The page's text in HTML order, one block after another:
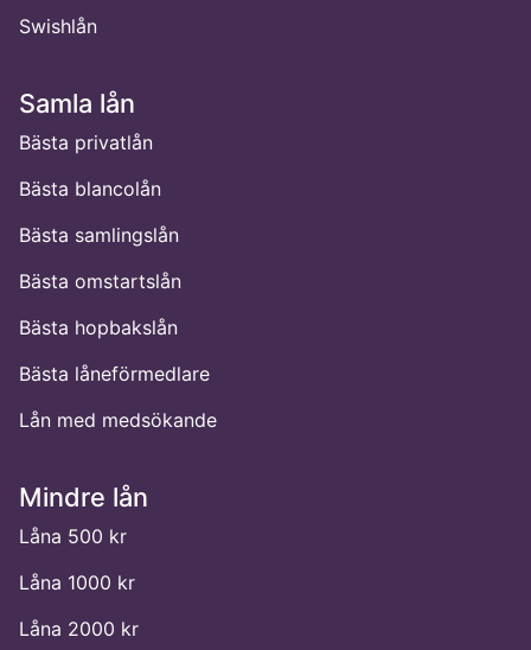
Swishlån
Samla lån
Bästa privatlån
Bästa blancolån
Bästa samlingslån
Bästa omstartslån
Bästa hopbakslån
Bästa låneförmedlare
Lån med medsökande
Mindre lån
Låna 500 kr
Låna 1000 kr
Låna 2000 kr